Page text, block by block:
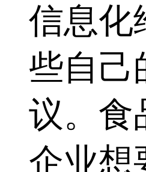
信息化
些自己
议。食
企业想